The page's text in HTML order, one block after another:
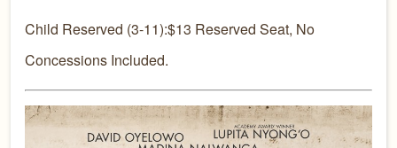
Child Reserved (3-11):$13 Reserved Seat, No
Concessions Included.